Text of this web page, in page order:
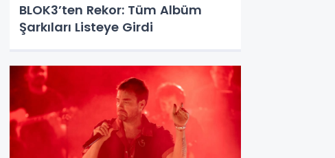
BLOK3’ten Rekor: Tüm Albüm
Şarkıları Listeye Girdi